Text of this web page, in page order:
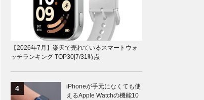
【2026年7月】楽天で売れているスマートウォ
ッチランキング TOP30|7/31時点
iPhoneが手元になくても使
えるApple Watchの機能10